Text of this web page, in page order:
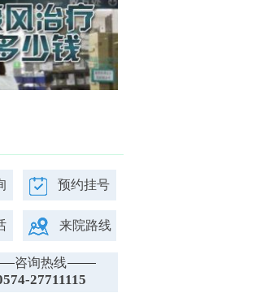
预约挂号
来院路线
咨询热线
27711115